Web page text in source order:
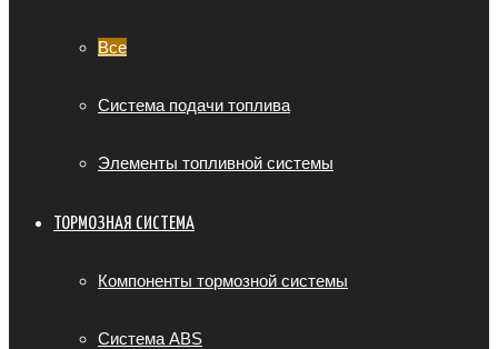
Все
Система подачи топлива
Элементы топливной системы
ТОРМОЗНАЯ СИСТЕМА
Компоненты тормозной системы
Система ABS